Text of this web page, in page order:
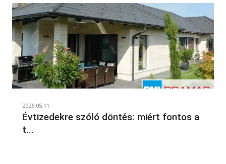
2026.05.11.
Évtizedekre szóló döntés: miért fontos a
t...